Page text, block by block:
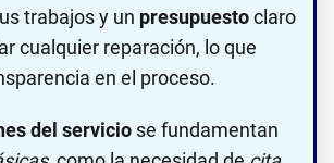
trabajos y un presupuestoclaro
cualquier reparación, lo que
en el proceso.
del servicio se fundamentan